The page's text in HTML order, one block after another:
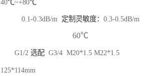
40℃~+80℃
0.1-0.3dB/m 定制灵敏度： 0.3-0.5dB/m
60℃
G1/2 选配 G3/4 M20*1.5 M22*1.5
125*114mm